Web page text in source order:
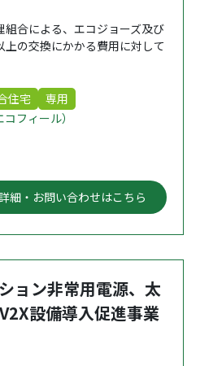
合による、エコジョーズ及び
の交換にかかる費用に対して
住宅
専用
フィール）
細・お問い合わせはこちら
ョン非常用電源、太
設備導入促進事業